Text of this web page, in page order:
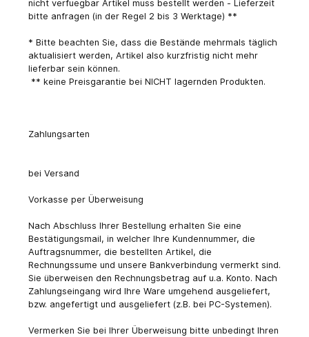
nicht verfuegbar Artikel muss bestellt werden - Lieferzeit
bitte anfragen (in der Regel 2 bis 3 Werktage) **
* Bitte beachten Sie, dass die Bestände mehrmals täglich
aktualisiert werden, Artikel also kurzfristig nicht mehr
lieferbar sein können.
** keine Preisgarantie bei NICHT lagernden Produkten.
Zahlungsarten
bei Versand
Vorkasse per Überweisung
Nach Abschluss Ihrer Bestellung erhalten Sie eine
Bestätigungsmail, in welcher Ihre Kundennummer, die
Auftragsnummer, die bestellten Artikel, die
Rechnungssume und unsere Bankverbindung vermerkt sind.
Sie überweisen den Rechnungsbetrag auf u.a. Konto. Nach
Zahlungseingang wird Ihre Ware umgehend ausgeliefert,
bzw. angefertigt und ausgeliefert (z.B. bei PC-Systemen).
Vermerken Sie bei Ihrer Überweisung bitte unbedingt Ihren